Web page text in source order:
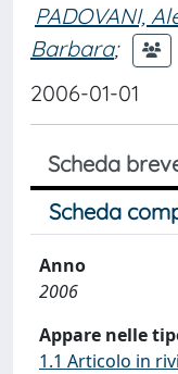
PADOVANI,
Barbara;
2006-01-01
Scheda
Scheda
Anno
2006
Appare nelle
1.1 Articolo in